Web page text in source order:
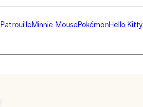
Minnie MousePokémonHello Kitty